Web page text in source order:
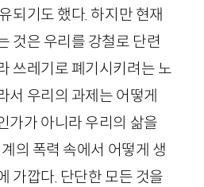
되기도 했다. 하지만 현재
것은 우리를 강철로 단련
쓰레기로 폐기시키려는 노
서 우리의 과제는 어떻게
가가 아니라 우리의 삶을
계의 폭력 속에서 어떻게 생
가깝다. 단단한 모든 것을